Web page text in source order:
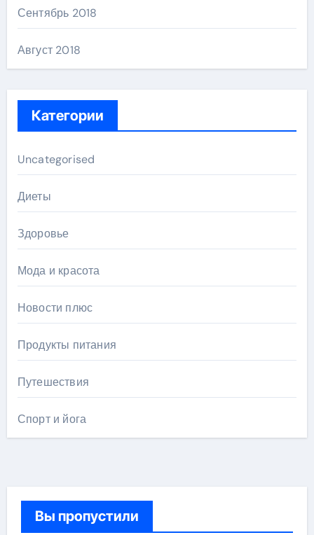
Сентябрь 2018
Август 2018
Категории
Uncategorised
Диеты
Здоровье
Мода и красота
Новости плюс
Продукты питания
Путешествия
Спорт и йога
Вы пропустили